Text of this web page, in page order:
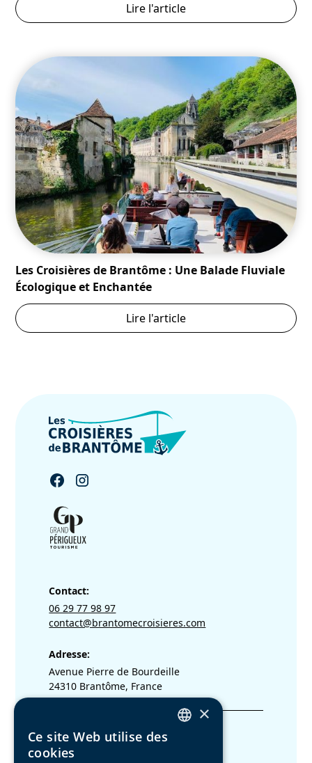
Lire l'article
Les Croisières de Brantôme : Une Balade Fluviale
Écologique et Enchantée
Lire l'article
Contact:
06 29 77 98 97
contact@brantomecroisieres.com
Adresse:
Avenue Pierre de Bourdeille
24310 Brantôme, France
Mentions Légales
×
Ce site Web utilise des
cookies